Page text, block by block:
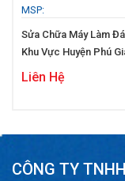
MSP:
Sửa Chữa Máy Làm
Khu Vực Huyện Phú
Liên Hệ
CÔNG TY